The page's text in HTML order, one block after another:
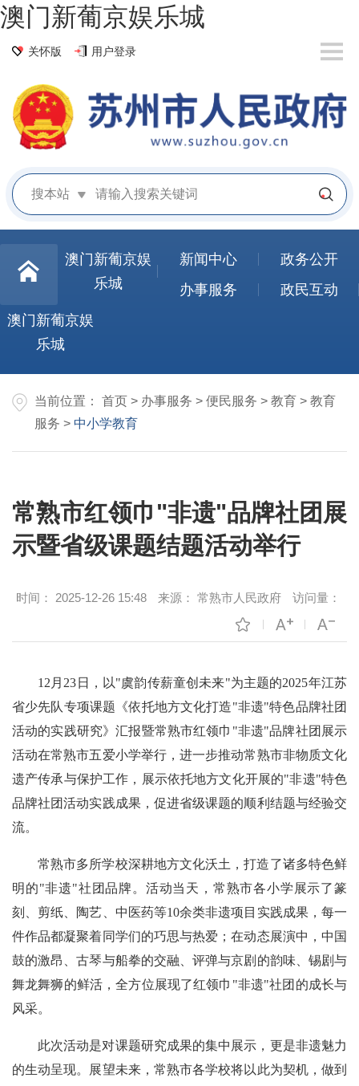
澳门新葡京娱乐城
关怀版 用户登录
搜本站
澳门新葡京娱
乐城
新闻中心
政务公开
办事服务
政民互动
澳门新葡京娱
乐城
当前位置： 首页 > 办事服务 > 便民服务 > 教育 > 教育
服务 > 中小学教育
常熟市红领巾"非遗"品牌社团展
示暨省级课题结题活动举行
时间： 2025-12-26 15:48 来源： 常熟市人民政府 访问量：
12月23日，以"虞韵传薪童创未来"为主题的2025年江苏
省少先队专项课题《依托地方文化打造"非遗"特色品牌社团
活动的实践研究》汇报暨常熟市红领巾"非遗"品牌社团展示
活动在常熟市五爱小学举行，进一步推动常熟市非物质文化
遗产传承与保护工作，展示依托地方文化开展的"非遗"特色
品牌社团活动实践成果，促进省级课题的顺利结题与经验交
流。
常熟市多所学校深耕地方文化沃土，打造了诸多特色鲜
明的"非遗"社团品牌。活动当天，常熟市各小学展示了篆
刻、剪纸、陶艺、中医药等10余类非遗项目实践成果，每一
件作品都凝聚着同学们的巧思与热爱；在动态展演中，中国
鼓的激昂、古琴与船拳的交融、评弹与京剧的韵味、锡剧与
舞龙舞狮的鲜活，全方位展现了红领巾"非遗"社团的成长与
风采。
此次活动是对课题研究成果的集中展示，更是非遗魅力
的生动呈现。展望未来，常熟市各学校将以此为契机，做到